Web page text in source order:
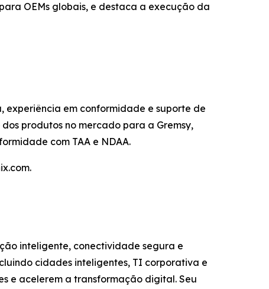
OEMs globais, e destaca a execução da
experiência em conformidade e suporte de
produtos no mercado para a Gremsy,
com TAA e NDAA.
inteligente, conectividade segura e
cidades inteligentes, TI corporativa e
e acelerem a transformação digital. Seu